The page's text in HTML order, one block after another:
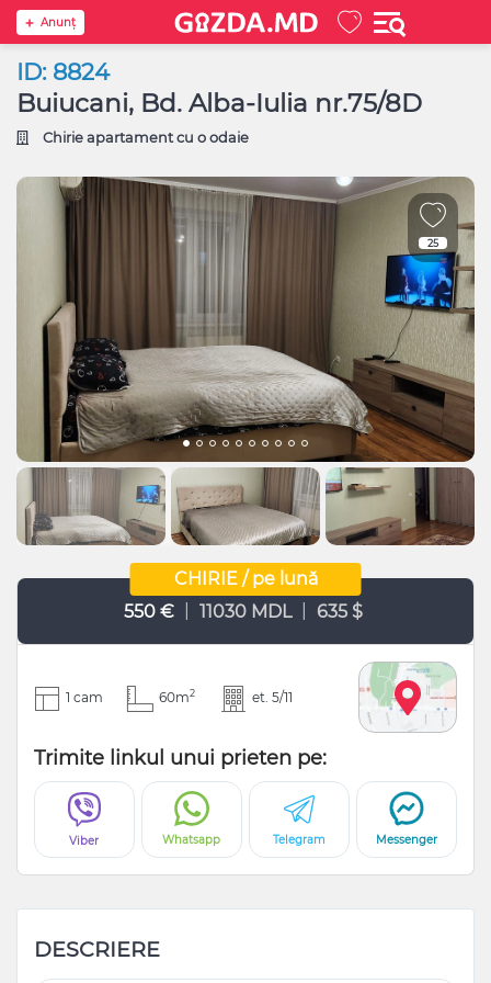
Anunţ
ID: 8824
Buiucani, Bd. Alba-Iulia nr.75/8D
Chirie apartament cu o odaie
25
CHIRIE / pe lună
550 €
11030 MDL 635 $
1 cam 60m2 et. 5/11
Trimite linkul unui prieten pe:
Viber Whatsapp Telegram Messenger
DESCRIERE